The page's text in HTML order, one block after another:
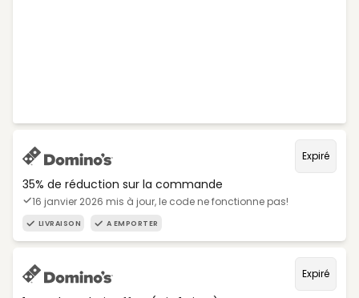
Expiré
35% de réduction sur la commande
16 janvier 2026 mis à jour, le code ne fonctionne pas!
LIVRAISON A EMPORTER
Expiré